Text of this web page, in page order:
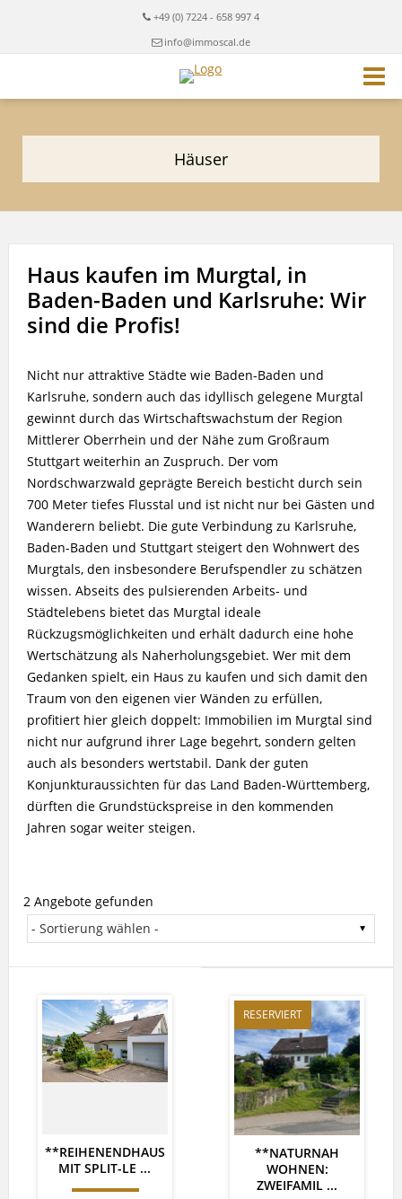
+49 (0) 7224 - 658 997 4
info@immoscal.de
Häuser
Haus kaufen im Murgtal, in
Baden-Baden und Karlsruhe: Wir
sind die Profis!
Nicht nur attraktive Städte wie Baden-Baden und
Karlsruhe, sondern auch das idyllisch gelegene Murgtal
gewinnt durch das Wirtschaftswachstum der Region
Mittlerer Oberrhein und der Nähe zum Großraum
Stuttgart weiterhin an Zuspruch. Der vom
Nordschwarzwald geprägte Bereich besticht durch sein
700 Meter tiefes Flusstal und ist nicht nur bei Gästen und
Wanderern beliebt. Die gute Verbindung zu Karlsruhe,
Baden-Baden und Stuttgart steigert den Wohnwert des
Murgtals, den insbesondere Berufspendler zu schätzen
wissen. Abseits des pulsierenden Arbeits- und
Städtelebens bietet das Murgtal ideale
Rückzugsmöglichkeiten und erhält dadurch eine hohe
Wertschätzung als Naherholungsgebiet. Wer mit dem
Gedanken spielt, ein Haus zu kaufen und sich damit den
Traum von den eigenen vier Wänden zu erfüllen,
profitiert hier gleich doppelt: Immobilien im Murgtal sind
nicht nur aufgrund ihrer Lage begehrt, sondern gelten
auch als besonders wertstabil. Dank der guten
Konjunkturaussichten für das Land Baden-Württemberg,
dürften die Grundstückspreise in den kommenden
Jahren sogar weiter steigen.
2 Angebote gefunden
**REIHENENDHAUS
MIT SPLIT-LE ...
RESERVIERT
**NATURNAH
WOHNEN:
ZWEIFAMIL ...